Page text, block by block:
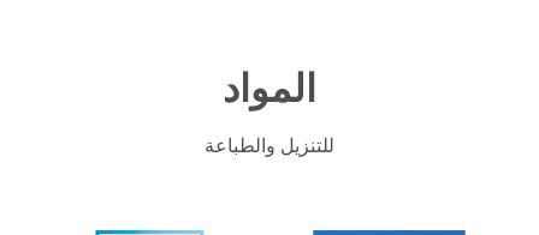
المواد
للتنزيل والطباعة